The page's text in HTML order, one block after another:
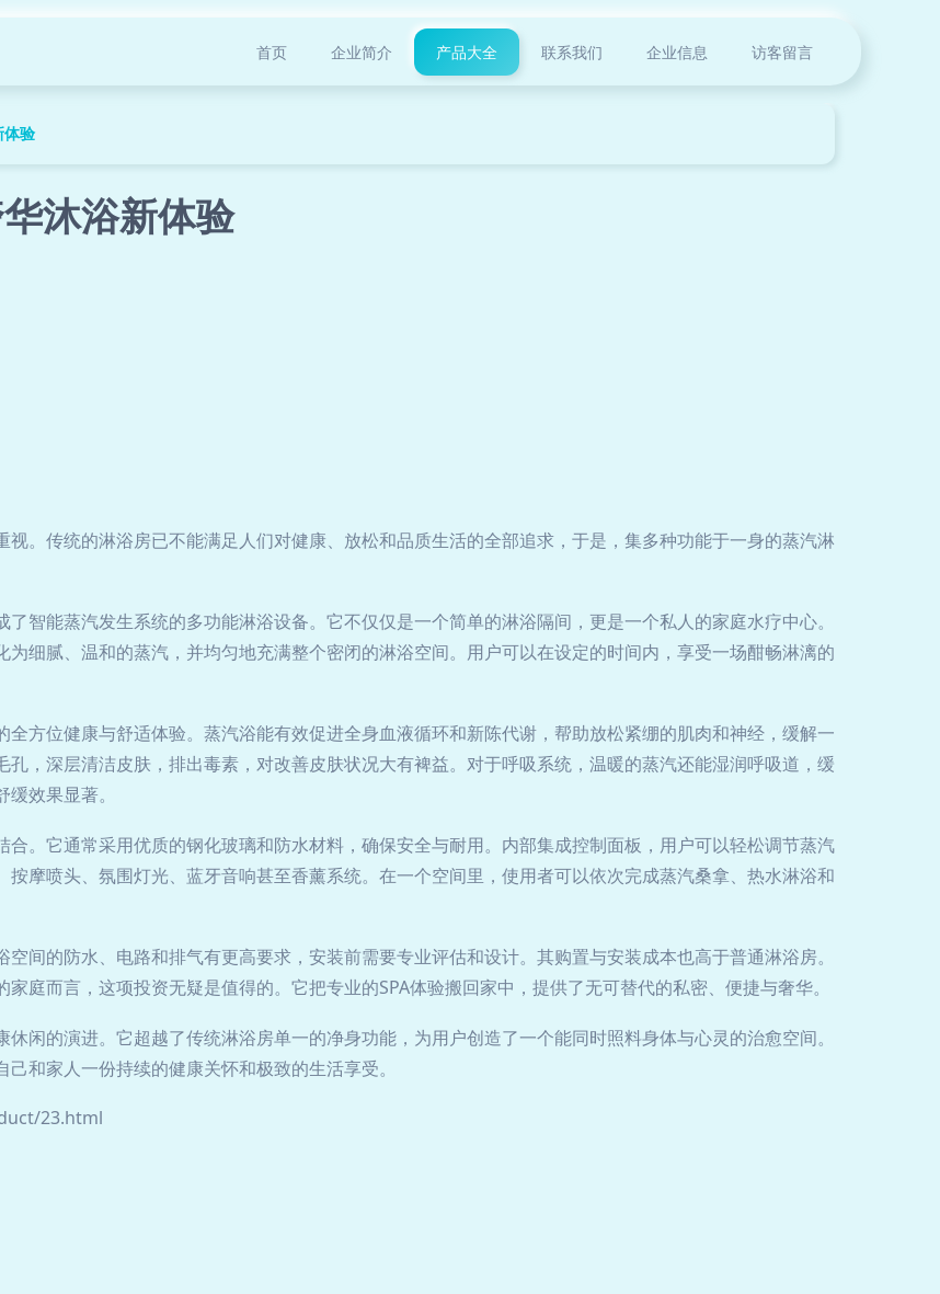
首页 企业简介 产品大全 联系我们 企业信息 访客留言
体验
沐浴新体验
。传统的淋浴房已不能满足人们对健康、放松和品质生活的全部追求，于是，集多种功能于一身的蒸汽淋
智能蒸汽发生系统的多功能淋浴设备。它不仅仅是一个简单的淋浴隔间，更是一个私人的家庭水疗中心。
细腻、温和的蒸汽，并均匀地充满整个密闭的淋浴空间。用户可以在设定的时间内，享受一场酣畅淋漓的
方位健康与舒适体验。蒸汽浴能有效促进全身血液循环和新陈代谢，帮助放松紧绷的肌肉和神经，缓解一
，深层清洁皮肤，排出毒素，对改善皮肤状况大有裨益。对于呼吸系统，温暖的蒸汽还能湿润呼吸道，缓
效果显著。
。它通常采用优质的钢化玻璃和防水材料，确保安全与耐用。内部集成控制面板，用户可以轻松调节蒸汽
摩喷头、氛围灯光、蓝牙音响甚至香薰系统。在一个空间里，使用者可以依次完成蒸汽桑拿、热水淋浴和
间的防水、电路和排气有更高要求，安装前需要专业评估和设计。其购置与安装成本也高于普通淋浴房。
庭而言，这项投资无疑是值得的。它把专业的SPA体验搬回家中，提供了无可替代的私密、便捷与奢华。
闲的演进。它超越了传统淋浴房单一的净身功能，为用户创造了一个能同时照料身体与心灵的治愈空间。
和家人一份持续的健康关怀和极致的生活享受。
23.html